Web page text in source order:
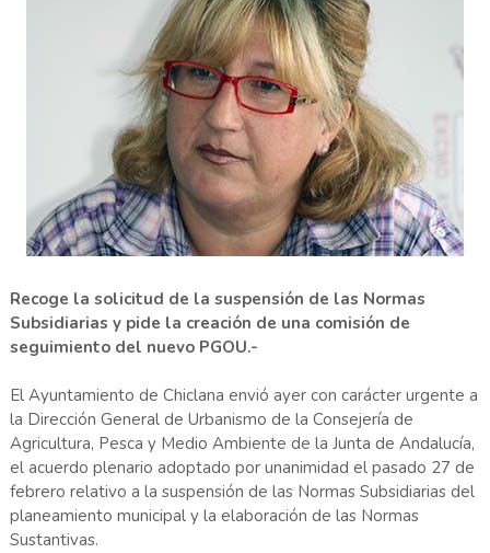
Recoge la solicitud de la suspensión de las Normas
Subsidiarias y pide la creación de una comisión de
seguimiento del nuevo PGOU.-
El Ayuntamiento de Chiclana envió ayer con carácter urgente a
la Dirección General de Urbanismo de la Consejería de
Agricultura, Pesca y Medio Ambiente de la Junta de Andalucía,
el acuerdo plenario adoptado por unanimidad el pasado 27 de
febrero relativo a la suspensión de las Normas Subsidiarias del
planeamiento municipal y la elaboración de las Normas
Sustantivas.